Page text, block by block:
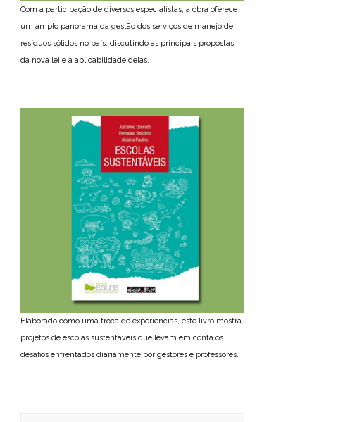
Com a participação de diversos especialistas, a obra oferece
um amplo panorama da gestão dos serviços de manejo de
resíduos sólidos no país, discutindo as principais propostas
da nova lei e a aplicabilidade delas.
Elaborado como uma troca de experiências, este livro mostra
projetos de escolas sustentáveis que levam em conta os
desafios enfrentados diariamente por gestores e professores.